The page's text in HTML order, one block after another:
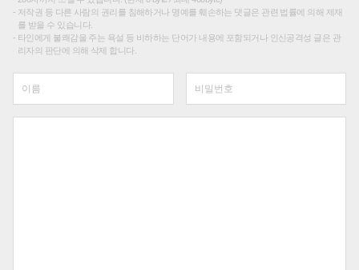
저작권 등 다른 사람의 권리를 침해하거나 명예를 훼손하는 댓글은 관련 법률에 의해 제재
를 받을 수 있습니다.
타인에게 불쾌감을 주는 욕설 등 비하하는 단어가 내용에 포함되거나 인신공격성 글은 관
리자의 판단에 의해 삭제 합니다.